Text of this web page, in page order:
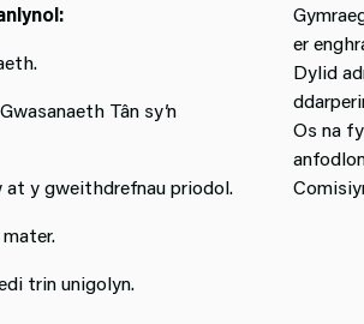
Tân sy’n
at y gweithdrefnau priodol.
trin unigolyn.
er
Dylid
Os na